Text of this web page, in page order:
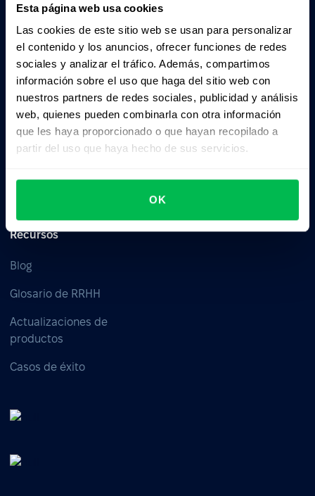
Esta página web usa cookies
Las cookies de este sitio web se usan para personalizar
el contenido y los anuncios, ofrecer funciones de redes
sociales y analizar el tráfico. Además, compartimos
información sobre el uso que haga del sitio web con
nuestros partners de redes sociales, publicidad y análisis
web, quienes pueden combinarla con otra información
que les haya proporcionado o que hayan recopilado a
partir del uso que haya hecho de sus servicios.
OK
Productos
CoreHR
Recruit
Perform
Desk
Pulse
Time
Sobre nosotros
Precios
Socios
Integraciónes
Portal de empleo
Contacto
Recursos
Blog
Glosario de RRHH
Actualizaciones de
productos
Casos de éxito